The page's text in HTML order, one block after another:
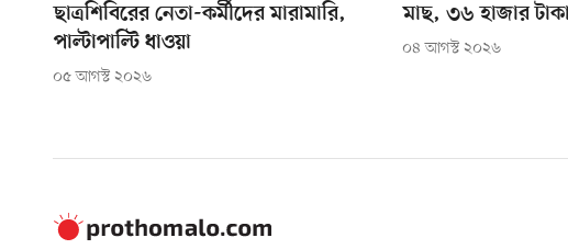
ছাত্রশিবিরের নেতা-কর্মীদের মারামারি,
পাল্টাপাল্টি ধাওয়া
০৫ আগস্ট ২০২৬
মাছ, ৩৬ হাজার
০৪ আগস্ট ২০২৬